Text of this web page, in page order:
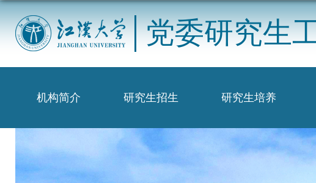
党委研究生
机构简介 研究生招生 研究生培养